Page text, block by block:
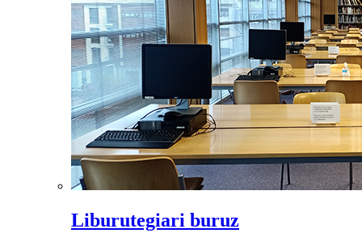
Liburutegiari buruz